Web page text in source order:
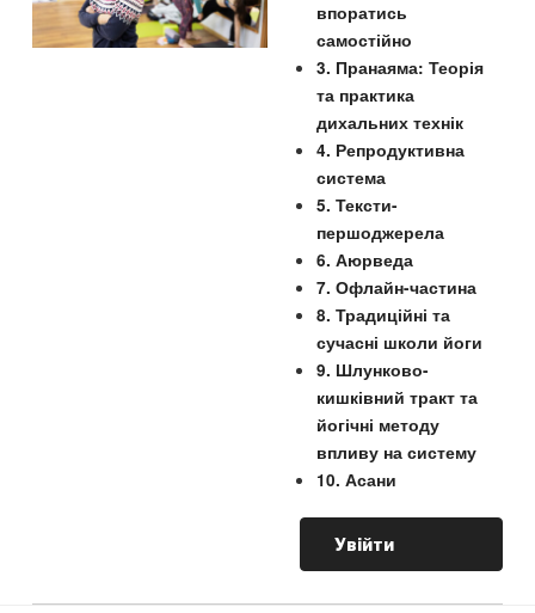
впоратись
самостійно
3. Пранаяма: Теорія
та практика
дихальних технік
4. Репродуктивна
система
5. Тексти-
першоджерела
6. Аюрведа
7. Офлайн-частина
8. Традиційні та
сучасні школи йоги
9. Шлунково-
кишківний тракт та
йогічні методу
впливу на систему
10. Асани
Увійти